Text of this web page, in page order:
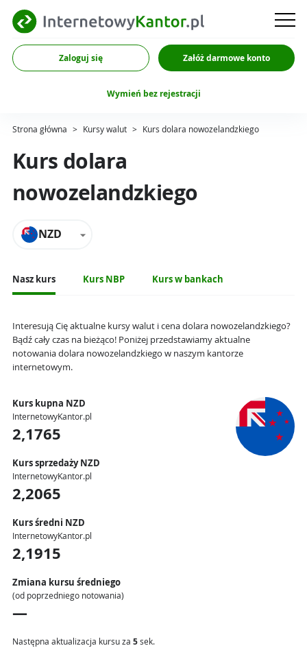
Zaloguj się Załóż darmowe konto
Wymień bez rejestracji
Strona główna > Kursy walut > Kurs dolara nowozelandzkiego
Kurs dolara
nowozelandzkiego
NZD
Nasz kurs Kurs NBP Kurs w bankach
Interesują Cię aktualne kursy walut i cena dolara nowozelandzkiego?
Bądź cały czas na bieżąco! Poniżej przedstawiamy aktualne
notowania dolara nowozelandzkiego w naszym kantorze
internetowym.
Kurs kupna NZD
InternetowyKantor.pl
2,1765
Kurs sprzedaży NZD
InternetowyKantor.pl
2,2065
Kurs średni NZD
InternetowyKantor.pl
2,1915
Zmiana kursu średniego
(od poprzedniego notowania)
—
Następna aktualizacja kursu za 5 sek.